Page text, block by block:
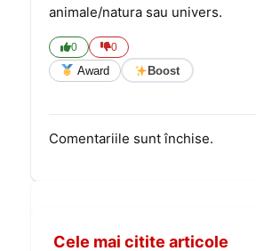
animale/natura sau univers.
0 0
Award Boost
Comentariile sunt închise.
Cele mai citite articole